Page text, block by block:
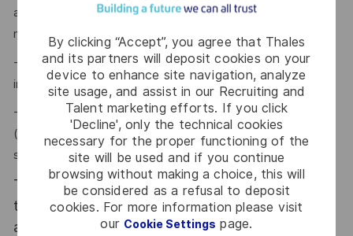
By clicking “Accept”, you agree that Thales
and its partners will deposit cookies on your
device to enhance site navigation, analyze
site usage, and assist in our Recruiting and
Talent marketing efforts. If you click
'Decline', only the technical cookies
necessary for the proper functioning of the
site will be used and if you continue
browsing without making a choice, this will
be considered as a refusal to deposit
cookies. For more information please visit
our Cookie Settings page.
architectures des solutions de navigation inertielles et des
métiers de la production associés
- Vous avez une expérience confirmée en environnement
industriel (aéronautique, industrie ou médical) ?
- Vous avez des compétences techniques polyvalentes
(optique, mécanique, capteurs, etc.) appliquées aux
solutions inertielles ?
Thales, entreprise Handi-Engagée, reconnait
tous les talents. La diversité est notre meilleur
atout. Postulez et rejoignez nous !